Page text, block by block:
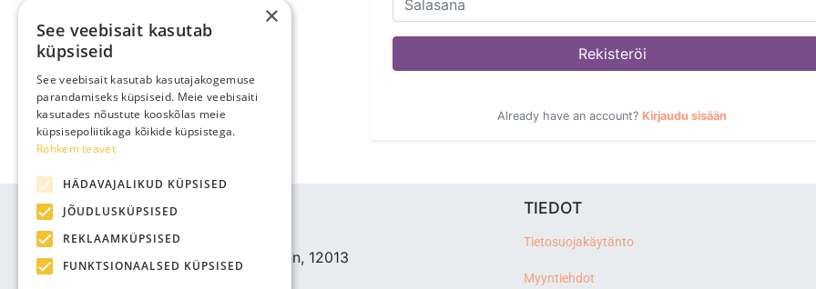
Rekisteröi
Already have an account? Kirjaudu sisään
YHETYSTIEDOT
Bjuti Kaubandus OÜ
Vabaõhukooli tee 4, Tallinn, 12013
TIEDOT
Tietosuojakäytänto
Myyntiehdot
×
See veebisait kasutab
küpsiseid
See veebisait kasutab kasutajakogemuse
parandamiseks küpsiseid. Meie veebisaiti
kasutades nõustute kooskõlas meie
küpsisepoliitikaga kõikide küpsistega.
Rohkem teavet
HÄDAVAJALIKUD KÜPSISED
JÕUDLUSKÜPSISED
REKLAAMKÜPSISED
FUNKTSIONAALSED KÜPSISED